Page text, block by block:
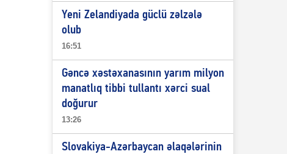
Yeni Zelandiyada güclü zəlzələ
olub
16:51
Gəncə xəstəxanasının yarım milyon
manatlıq tibbi tullantı xərci sual
doğurur
13:26
Slovakiya-Azərbaycan əlaqələrinin